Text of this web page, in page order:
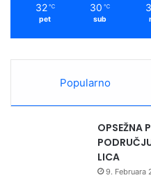
32 ℃
pet
30 ℃
sub
Popularno
OPSEŽNA
LICA
9. Februara